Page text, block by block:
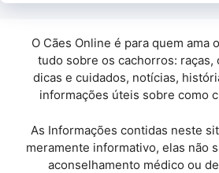
O Cães Online é para quem ama
tudo sobre os cachorros: raças,
dicas e cuidados, notícias,
informações úteis sobre como
As Informações contidas neste
meramente informativo, elas não
aconselhamento médico ou